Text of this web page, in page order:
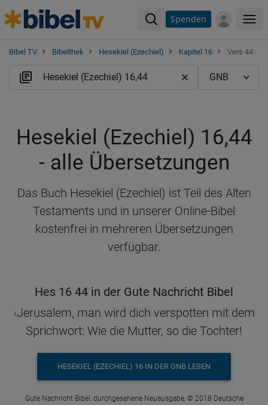
Spenden
Bibel TV Bibelthek Hesekiel (Ezechiel) Kapitel 16 Vers 44
Hesekiel (Ezechiel) 16,44
- alle Übersetzungen
Das Buch Hesekiel (Ezechiel) ist Teil des Alten
Testaments und in unserer Online-Bibel
kostenfrei in mehreren Übersetzungen
verfügbar.
Hes 16 44 in der Gute Nachricht Bibel
›Jerusalem, man wird dich verspotten mit dem
Sprichwort: Wie die Mutter, so die Tochter!
HESEKIEL (EZECHIEL) 16 IN DER GNB LESEN
Gute Nachricht Bibel, durchgesehene Neuausgabe, © 2018 Deutsche